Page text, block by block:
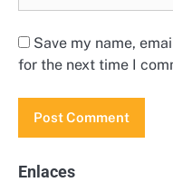
Save my name,
for the next time I
Enlaces